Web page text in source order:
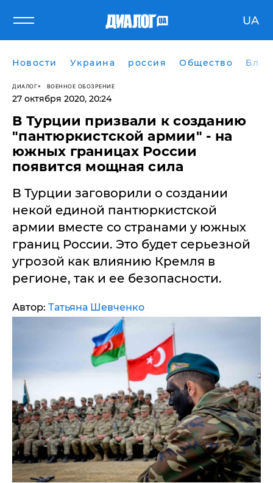
UA
Новости Украина россия Общество
ДИАЛОГ ВОЕННОЕ ОБОЗРЕНИЕ
27 октября 2020, 20:24
В Турции призвали к созданию
"пантюркистской армии" - на
южных границах России
появится мощная сила
В Турции заговорили о создании
некой единой пантюркистской
армии вместе со странами у южных
границ России. Это будет серьезной
угрозой как влиянию Кремля в
регионе, так и ее безопасности.
Автор: Татьяна Шевченко